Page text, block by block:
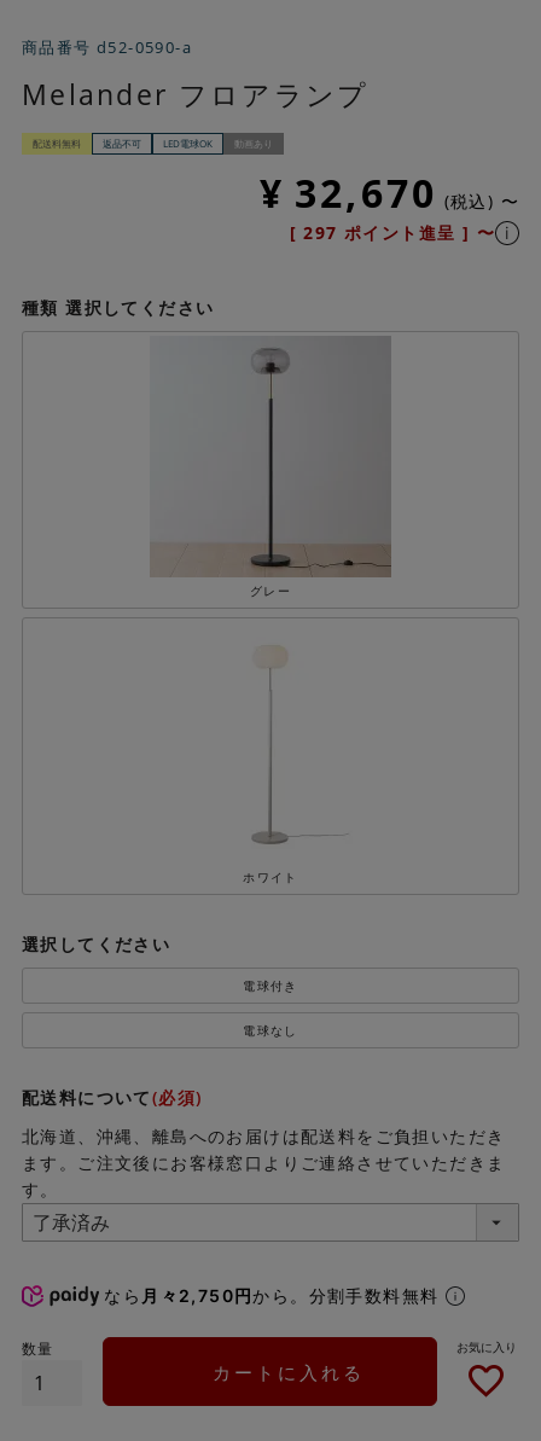
商品番号 d52-0590-a
Melander フロアランプ
配送料無料 返品不可 LED電球OK 動画あり
¥ 32,670 税込
〜
[ 297 ポイント進呈 ] 〜
種類 選択してください
グレー
ホワイト
選択してください
電球付き
電球なし
配送料について(必須)
北海道、沖縄、離島へのお届けは配送料をご負担いただき
ます。ご注文後にお客様窓口よりご連絡させていただきま
す。
なら 月々2,750円から。分割手数料無料
カートに入れる